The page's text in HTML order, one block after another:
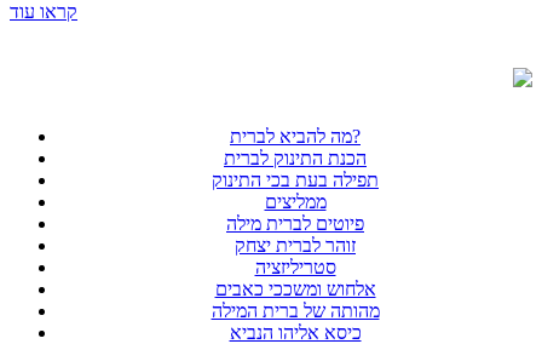
קראו עוד
מה להביא לברית?
הכנת התינוק לברית
תפילה בעת בכי התינוק
ממליצים
פיוטים לברית מילה
זוהר לברית יצחק
סטריליזציה
אלחוש ומשככי כאבים
מהותה של ברית המילה
כיסא אליהו הנביא